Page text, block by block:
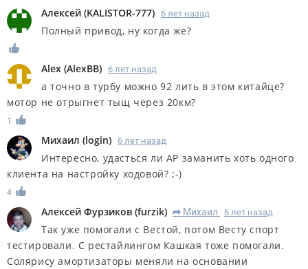
Алексей (KALISTOR-777) 6 лет назад
Полный привод, ну когда же?
Alex (AlexBB) 6 лет назад
а точно в турбу можно 92 лить в этом китайце?
мотор не отрыгнет тыщ через 20км?
1
Михаил (login) 6 лет назад
Интересно, удасться ли АР заманить хоть одного
клиента на настройку ходовой? ;-)
4
Алексей Фурзиков (furzik) R Михаил 6 лет назад
Так уже помогали с Вестой, потом Весту спорт
тестировали. С рестайлингом Кашкая тоже помогали.
Солярису амортизаторы меняли на основании